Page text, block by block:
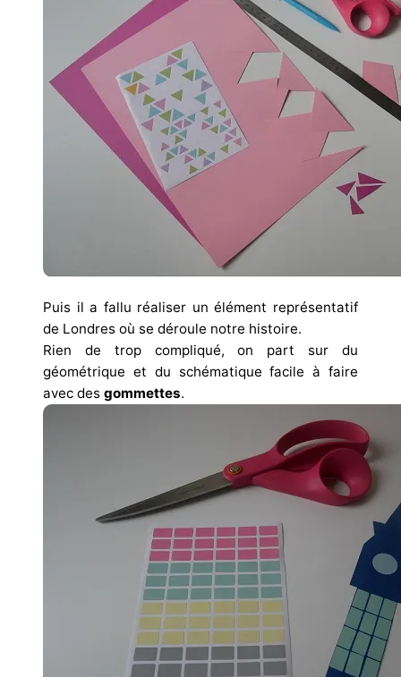
Puis il a fallu réaliser un élément représentatif
de Londres où se déroule notre histoire.
Rien de trop compliqué, on part sur du
géométrique et du schématique facile à faire
avec des gommettes.